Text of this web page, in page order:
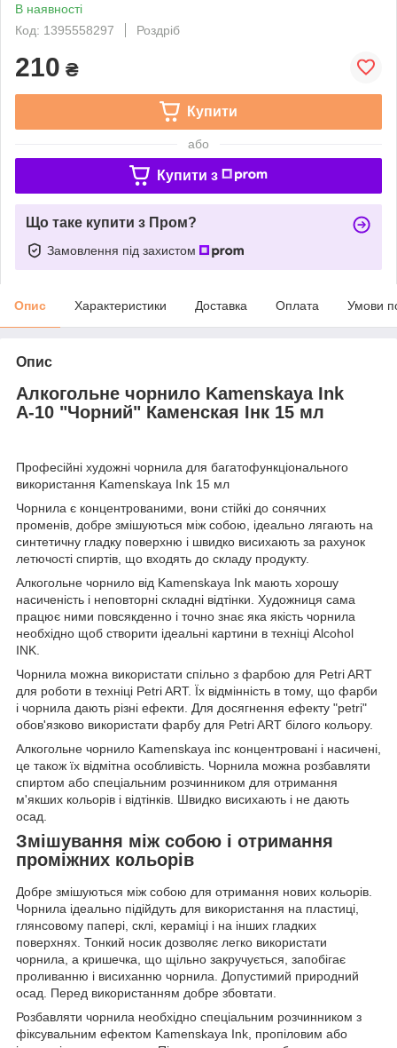
В наявності
Код: 1395558297
Роздріб
210 ₴
Купити
або
Купити з
Що таке купити з Пром?
Замовлення під захистом
Опис Характеристики Доставка Оплата Умови
Опис
Алкогольне чорнило Kamenskaya Ink
А-10 "Чорний" Каменская Інк 15 мл
Професійні художні чорнила для багатофункціонального
використання Kamenskaya Ink 15 мл
Чорнила є концентрованими, вони стійкі до сонячних
променів, добре змішуються між собою, ідеально лягають на
синтетичну гладку поверхню і швидко висихають за рахунок
летючості спиртів, що входять до складу продукту.
Алкогольне чорнило від Kamenskaya Ink мають хорошу
насиченість і неповторні складні відтінки. Художниця сама
працює ними повсякденно і точно знає яка якість чорнила
необхідно щоб створити ідеальні картини в техніці Alcohol
INK.
Чорнила можна використати спільно з фарбою для Petri ART
для роботи в техніці Petri ART. Їх відмінність в тому, що фарби
і чорнила дають різні ефекти. Для досягнення ефекту "petri"
обов'язково використати фарбу для Petri ART білого кольору.
Алкогольне чорнило Kamenskaya inc концентровані і насичені,
це також їх відмітна особливість. Чорнила можна розбавляти
спиртом або спеціальним розчинником для отримання
м'якших кольорів і відтінків. Швидко висиxають і не дають
осад.
Змішування між собою і отримання
проміжних кольорів
Добре змішуються між собою для отримання нових кольорів.
Чорнила ідеально підійдуть для використання на пластиці,
глянсовому папері, склі, кераміці і на інших гладких
поверхнях. Тонкий носик дозволяє легко використати
чорнила, а кришечка, що щільно закручується, запобігає
проливанню і висиханню чорнила. Допустимий природний
осад. Перед використанням добре збовтати.
Розбавляти чорнила необхідно спеціальним розчинником з
фіксувальним ефектом Kamenskaya Ink, пропіловим або